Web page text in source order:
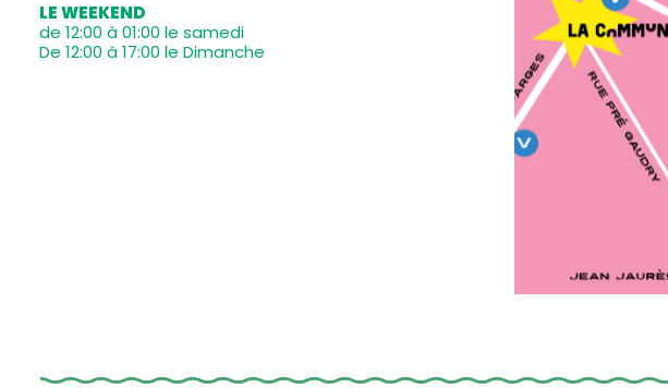
LE WEEKEND
de 12:00 à 01:00 le samedi
De 12:00 à 17:00 le Dimanche